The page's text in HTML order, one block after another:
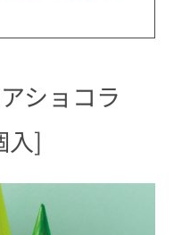
ショコラ
入]